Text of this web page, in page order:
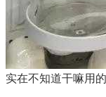
实在不知道干嘛用的